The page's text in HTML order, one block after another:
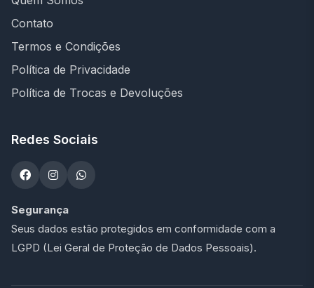
Contato
Termos e Condições
Política de Privacidade
Política de Trocas e Devoluções
Redes Sociais
Segurança
Seus dados estão protegidos em conformidade com a
LGPD (Lei Geral de Proteção de Dados Pessoais).